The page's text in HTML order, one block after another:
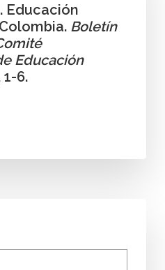
Educación
Boletín
Educación
1-6.